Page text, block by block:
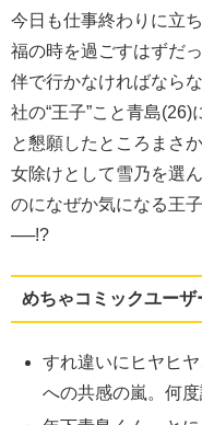
今日も仕事終わりに立
福の時を過ごすはずだ
伴で行かなければなら
社の“王子”こと青島
と懇願したところまさ
女除けとして雪乃を選
のになぜか気になる王
──!?
めちゃコミックユーザ
すれ違いにヒヤヒ
への共感の嵐。何